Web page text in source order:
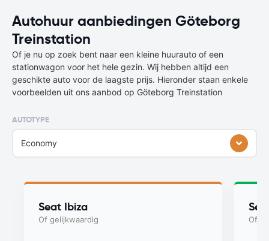
Autohuur aanbiedingen Göteborg
Treinstation
Of je nu op zoek bent naar een kleine huurauto of een
stationwagon voor het hele gezin. Wij hebben altijd een
geschikte auto voor de laagste prijs. Hieronder staan enkele
voorbeelden uit ons aanbod op Göteborg Treinstation
AUTOTYPE
Economy
Seat Ibiza
Of gelijkwaardig Of